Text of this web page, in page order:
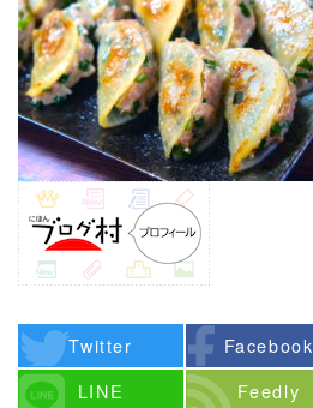
Twitter Facebook
LINE
Feedly